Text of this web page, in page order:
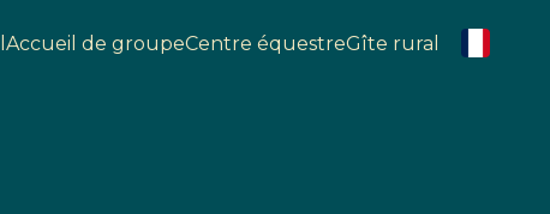
Accueil de groupeCentre équestreGîte rural